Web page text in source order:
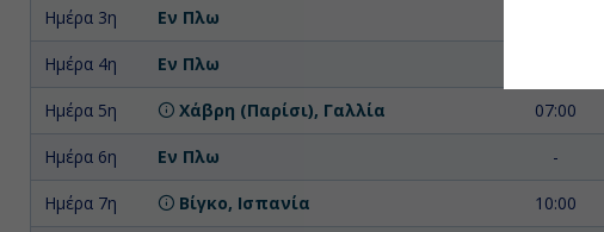
Ημέρα 3η Εν Πλω
Ημέρα 4η Εν Πλω
Ημέρα 5η Χάβρη (Παρίσι), Γαλλία 07:00
Ημέρα 6η Εν Πλω -
Ημέρα 7η Βίγκο, Ισπανία 10:00